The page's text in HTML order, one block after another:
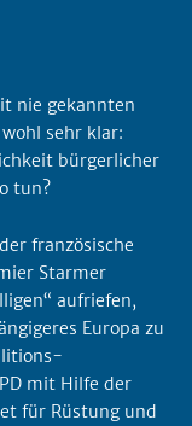
nie gekannten
sehr klar:
bürgerlicher
tun?
französische
Starmer
aufriefen,
Europa zu
mit Hilfe der
für Rüstung und